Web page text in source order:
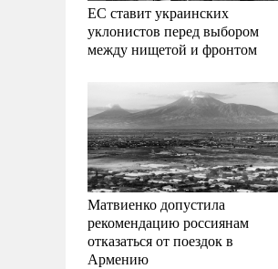
ЕС ставит украинских
уклонистов перед выбором
между нищетой и фронтом
Матвиенко допустила
рекомендацию россиянам
отказаться от поездок в
Армению